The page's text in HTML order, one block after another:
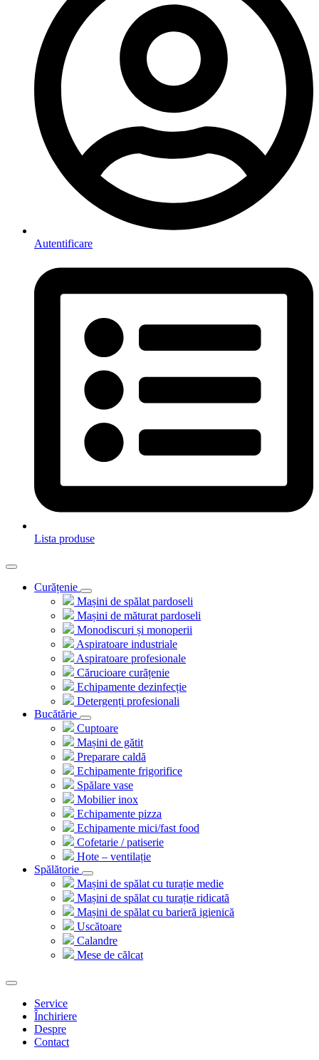
Autentificare
Lista produse
Curățenie
Mașini de spălat pardoseli
Mașini de măturat pardoseli
Monodiscuri și monoperii
Aspiratoare industriale
Aspiratoare profesionale
Cărucioare curățenie
Echipamente dezinfecție
Detergenți profesionali
Bucătărie
Cuptoare
Mașini de gătit
Preparare caldă
Echipamente frigorifice
Spălare vase
Mobilier inox
Echipamente pizza
Echipamente mici/fast food
Cofetarie / patiserie
Hote – ventilație
Spălătorie
Mașini de spălat cu turație medie
Mașini de spălat cu turație ridicată
Mașini de spălat cu barieră igienică
Uscătoare
Calandre
Mese de călcat
Service
Închiriere
Despre
Contact